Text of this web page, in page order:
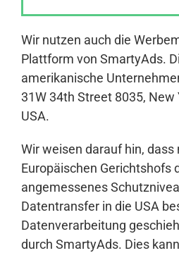
Wir nutzen auch die
Plattform von SmartyAds.
amerikanische
31W 34th Street 8035, New
USA.
Wir weisen darauf hin,
Europäischen Gerichtshofs
angemessenes
Datentransfer in die USA
Datenverarbeitung
durch SmartyAds. Dies